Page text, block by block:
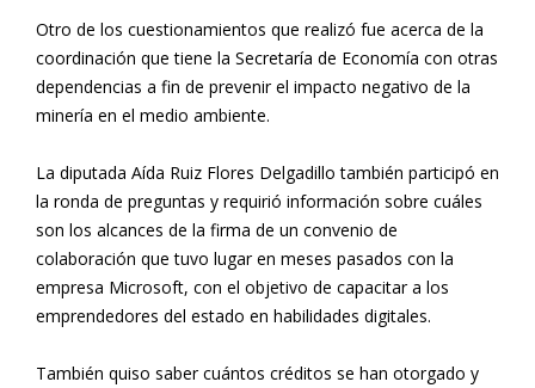
Otro de los cuestionamientos que realizó fue acerca de la
coordinación que tiene la Secretaría de Economía con otras
dependencias a fin de prevenir el impacto negativo de la
minería en el medio ambiente.
La diputada Aída Ruiz Flores Delgadillo también participó en
la ronda de preguntas y requirió información sobre cuáles
son los alcances de la firma de un convenio de
colaboración que tuvo lugar en meses pasados con la
empresa Microsoft, con el objetivo de capacitar a los
emprendedores del estado en habilidades digitales.
También quiso saber cuántos créditos se han otorgado y